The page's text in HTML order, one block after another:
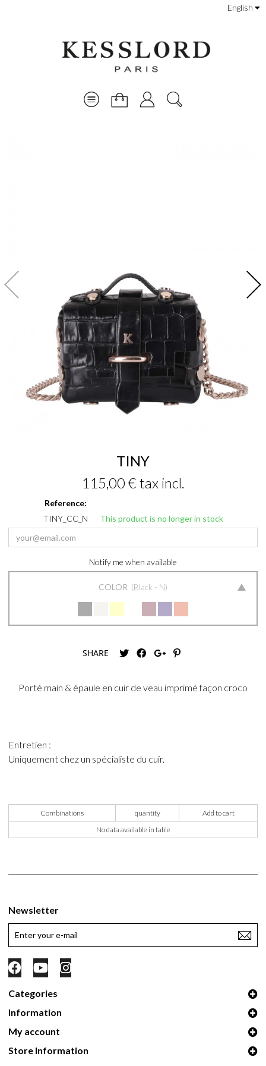
English
TINY
115,00 € tax incl.
Reference:
TINY_CC_N
This product is no longer in stock
Notify me when available
COLOR Black - N
SHARE
Porté main & épaule en cuir de veau imprimé façon croco
Entretien :
Uniquement chez un spécialiste du cuir.
Combinations quantity
Add to cart
No data available in table
Newsletter
Categories
Information
My account
Store Information